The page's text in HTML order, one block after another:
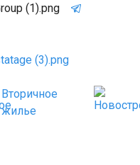
Вторичное
жилье